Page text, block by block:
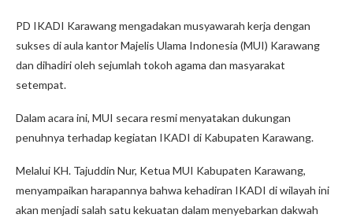
PD IKADI Karawang mengadakan musyawarah kerja dengan
sukses di aula kantor Majelis Ulama Indonesia (MUI) Karawang
dan dihadiri oleh sejumlah tokoh agama dan masyarakat
setempat.
Dalam acara ini, MUI secara resmi menyatakan dukungan
penuhnya terhadap kegiatan IKADI di Kabupaten Karawang.
Melalui KH. Tajuddin Nur, Ketua MUI Kabupaten Karawang,
menyampaikan harapannya bahwa kehadiran IKADI di wilayah ini
akan menjadi salah satu kekuatan dalam menyebarkan dakwah